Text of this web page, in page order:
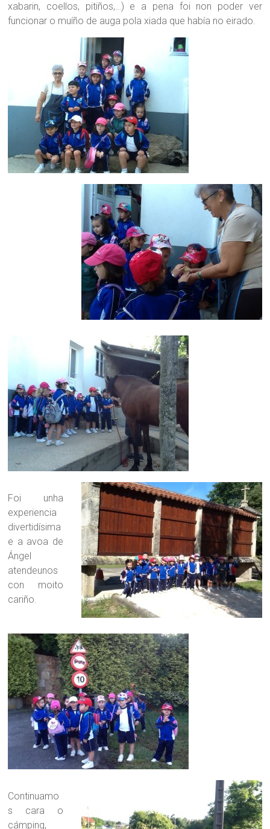
xabarin, coellos, pitiños,…) e a pena foi non poder ver
funcionar o muíño de auga pola xiada que había no eirado.
Foi unha
experiencia
divertidísima
e a avoa de
Ángel
atendeunos
con moito
cariño.
Continuamo
s cara o
cámping,